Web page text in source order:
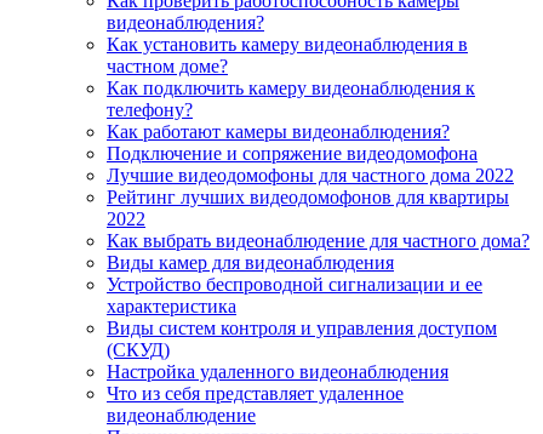
видеонаблюдения?
Как установить камеру видеонаблюдения в
частном доме?
Как подключить камеру видеонаблюдения к
телефону?
Как работают камеры видеонаблюдения?
Подключение и сопряжение видеодомофона
Лучшие видеодомофоны для частного дома 2022
Рейтинг лучших видеодомофонов для квартиры
2022
Как выбрать видеонаблюдение для частного дома?
Виды камер для видеонаблюдения
Устройство беспроводной сигнализации и ее
характеристика
Виды систем контроля и управления доступом
(СКУД)
Настройка удаленного видеонаблюдения
Что из себя представляет удаленное
видеонаблюдение